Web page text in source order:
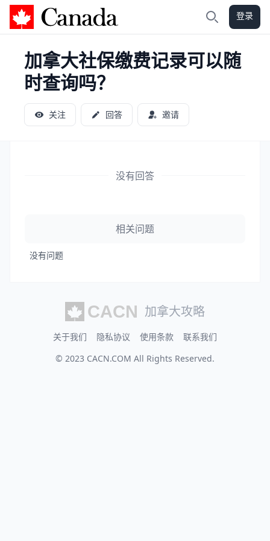
加拿大攻略 登录
加拿大社保缴费记录可以随
时查询吗？
关注 回答 邀请
没有回答
相关问题
没有问题
加拿大攻略
关于我们 隐私协议 使用条款
联系我们
© 2023 CACN.COM All Rights Reserved.